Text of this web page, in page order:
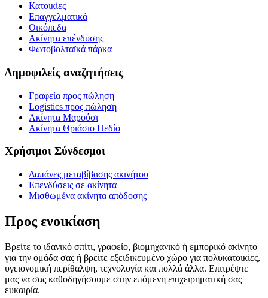
Κατοικίες
Επαγγελματικά
Οικόπεδα
Ακίνητα επένδυσης
Φωτοβολταϊκά πάρκα
Δημοφιλείς αναζητήσεις
Γραφεία προς πώληση
Logistics προς πώληση
Ακίνητα Μαρούσι
Ακίνητα Θριάσιο Πεδίο
Χρήσιμοι Σύνδεσμοι
Δαπάνες μεταβίβασης ακινήτου
Επενδύσεις σε ακίνητα
Μισθωμένα ακίνητα απόδοσης
Προς ενοικίαση
Βρείτε το ιδανικό σπίτι, γραφείο, βιομηχανικό ή εμπορικό ακίνητο
για την ομάδα σας ή βρείτε εξειδικευμένο χώρο για πολυκατοικίες,
υγειονομική περίθαλψη, τεχνολογία και πολλά άλλα. Επιτρέψτε
μας να σας καθοδηγήσουμε στην επόμενη επιχειρηματική σας
ευκαιρία.